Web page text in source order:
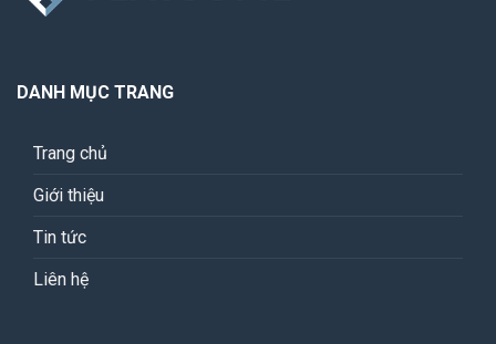
DANH MỤC TRANG
Trang chủ
Giới thiệu
Tin tức
Liên hệ